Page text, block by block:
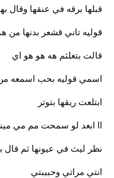
قبلها برقه في عنقها وقال
قوليه تاني قشعر بدنها من
قالت بتعلثم هه هو هو اي
اسمي قوليه بحب اسمعه
ابتلعت ريقها بتوتر
اا ابعد لو سمحت مم مي
نظر ليث في عيونها ثم قال
انتي مراتي وحبيبتي